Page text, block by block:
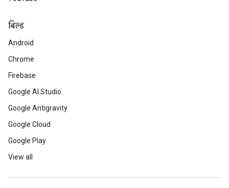
बिल्ड
Android
Chrome
Firebase
Google AI Studio
Google Antigravity
Google Cloud
Google Play
View all